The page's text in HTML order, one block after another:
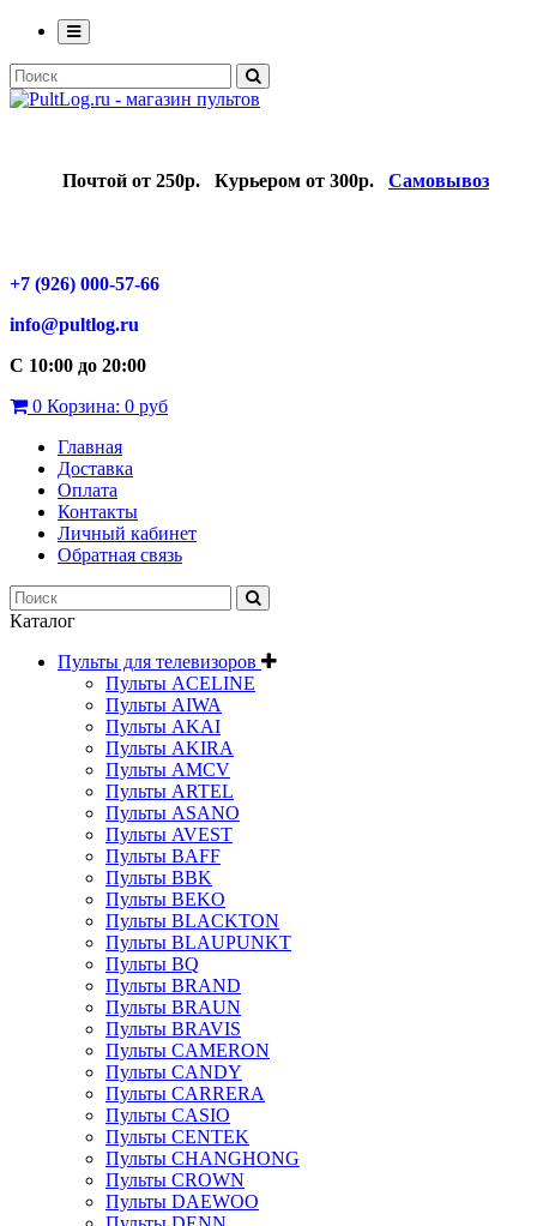
Почтой от 250р. Курьером от 300р. Самовывоз
+7 (926) 000-57-66
info@pultlog.ru
С 10:00 до 20:00
0 Корзина: 0 руб
Главная
Доставка
Оплата
Контакты
Личный кабинет
Обратная связь
Каталог
Пульты для телевизоров
Пульты ACELINE
Пульты AIWA
Пульты AKAI
Пульты AKIRA
Пульты AMCV
Пульты ARTEL
Пульты ASANO
Пульты AVEST
Пульты BAFF
Пульты BBK
Пульты BEKO
Пульты BLACKTON
Пульты BLAUPUNKT
Пульты BQ
Пульты BRAND
Пульты BRAUN
Пульты BRAVIS
Пульты CAMERON
Пульты CANDY
Пульты CARRERA
Пульты CASIO
Пульты CENTEK
Пульты CHANGHONG
Пульты CROWN
Пульты DAEWOO